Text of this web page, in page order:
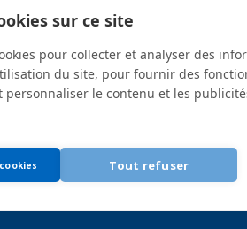
Saleuse Godet
New Whistleblower
sur ce site
pour collecter et analyser des
du site, pour fournir des
le contenu et les
Tout refuser